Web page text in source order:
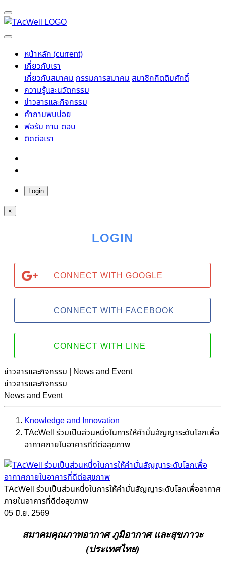
หน้าหลัก(current)
เกี่ยวกับเรา
เกี่ยวกับสมาคมกรรมการสมาคมสมาชิกกิตติมศักดิ์
ความรู้และนวัตกรรม
ข่าวสารและกิจกรรม
คำถามพบบ่อย
ฟอรัม ถาม-ตอบ
ติดต่อเรา
Login
×
LOGIN
CONNECT WITH GOOGLE
CONNECT WITH FACEBOOK
CONNECT WITH LINE
ข่าวสารและกิจกรรม | News and Event
ข่าวสารและกิจกรรม
News and Event
Knowledge and Innovation
TAcWell ร่วมเป็นส่วนหนึ่งในการให้คำมั่นสัญญาระดับโลกเพื่อ
อากาศภายในอาคารที่ดีต่อสุขภาพ
TAcWell ร่วมเป็นส่วนหนึ่งในการให้คำมั่นสัญญาระดับโลกเพื่ออากาศ
ภายในอาคารที่ดีต่อสุขภาพ
05 มิ.ย. 2569
สมาคมคุณภาพอากาศ ภูมิอากาศ และสุขภาวะ
(ประเทศไทย)